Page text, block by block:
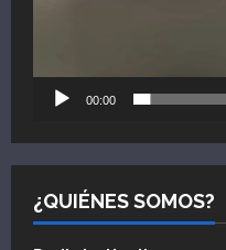
00:00
¿QUIÉNES SOMOS?